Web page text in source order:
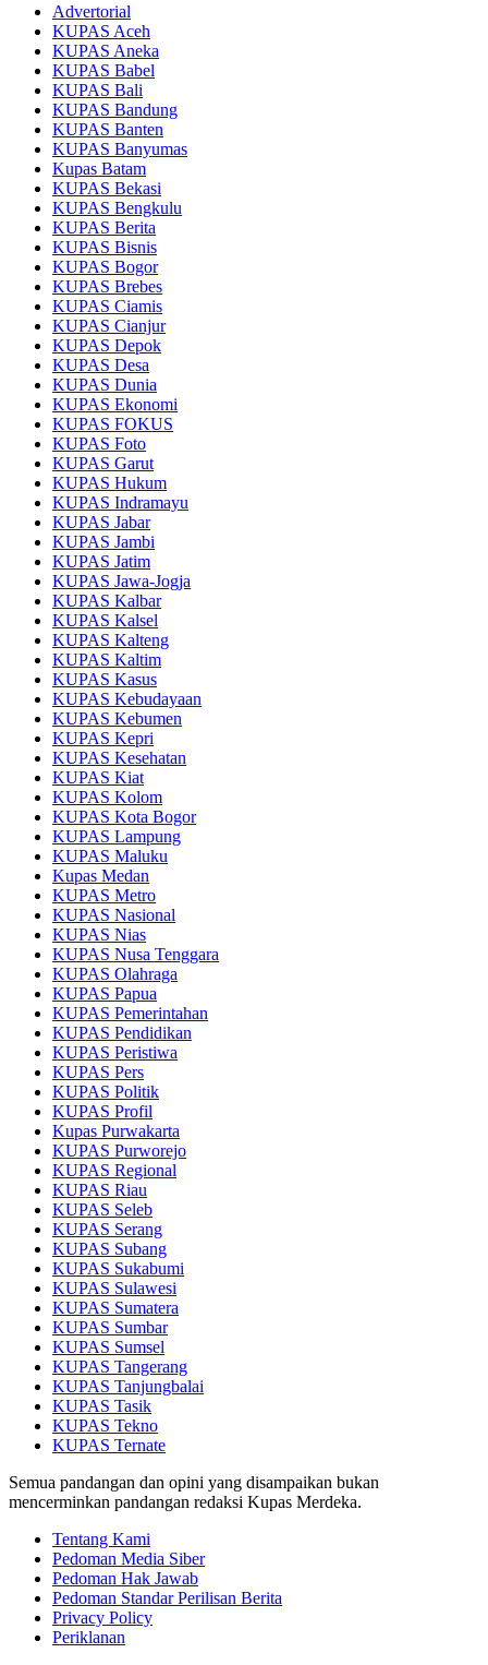
Advertorial
KUPAS Aceh
KUPAS Aneka
KUPAS Babel
KUPAS Bali
KUPAS Bandung
KUPAS Banten
KUPAS Banyumas
Kupas Batam
KUPAS Bekasi
KUPAS Bengkulu
KUPAS Berita
KUPAS Bisnis
KUPAS Bogor
KUPAS Brebes
KUPAS Ciamis
KUPAS Cianjur
KUPAS Depok
KUPAS Desa
KUPAS Dunia
KUPAS Ekonomi
KUPAS FOKUS
KUPAS Foto
KUPAS Garut
KUPAS Hukum
KUPAS Indramayu
KUPAS Jabar
KUPAS Jambi
KUPAS Jatim
KUPAS Jawa-Jogja
KUPAS Kalbar
KUPAS Kalsel
KUPAS Kalteng
KUPAS Kaltim
KUPAS Kasus
KUPAS Kebudayaan
KUPAS Kebumen
KUPAS Kepri
KUPAS Kesehatan
KUPAS Kiat
KUPAS Kolom
KUPAS Kota Bogor
KUPAS Lampung
KUPAS Maluku
Kupas Medan
KUPAS Metro
KUPAS Nasional
KUPAS Nias
KUPAS Nusa Tenggara
KUPAS Olahraga
KUPAS Papua
KUPAS Pemerintahan
KUPAS Pendidikan
KUPAS Peristiwa
KUPAS Pers
KUPAS Politik
KUPAS Profil
Kupas Purwakarta
KUPAS Purworejo
KUPAS Regional
KUPAS Riau
KUPAS Seleb
KUPAS Serang
KUPAS Subang
KUPAS Sukabumi
KUPAS Sulawesi
KUPAS Sumatera
KUPAS Sumbar
KUPAS Sumsel
KUPAS Tangerang
KUPAS Tanjungbalai
KUPAS Tasik
KUPAS Tekno
KUPAS Ternate
Semua pandangan dan opini yang disampaikan bukan
mencerminkan pandangan redaksi Kupas Merdeka.
Tentang Kami
Pedoman Media Siber
Pedoman Hak Jawab
Pedoman Standar Perilisan Berita
Privacy Policy
Periklanan